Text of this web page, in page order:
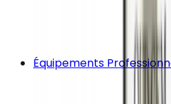
Équipements